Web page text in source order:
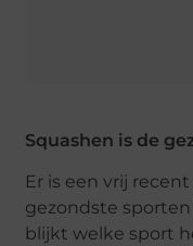
Squashen is de
Er is een vrij
gezondste
blijkt welke sport